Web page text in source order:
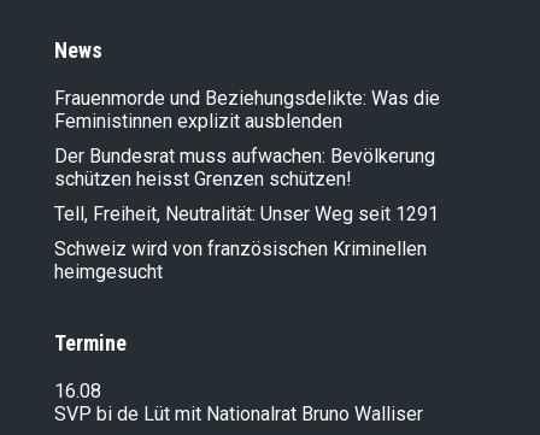
News
Frauenmorde und Beziehungsdelikte: Was die
Feministinnen explizit ausblenden
Der Bundesrat muss aufwachen: Bevölkerung
schützen heisst Grenzen schützen!
Tell, Freiheit, Neutralität: Unser Weg seit 1291
Schweiz wird von französischen Kriminellen
heimgesucht
Termine
16.08
SVP bi de Lüt mit Nationalrat Bruno Walliser